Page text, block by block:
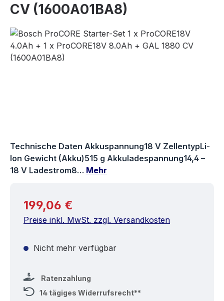
CV (1600A01BA8)
Bildergalerie überspringen
Technische Daten Akkuspannung18 V ZellentypLi-
Ion Gewicht (Akku)515 g Akkuladespannung14,4 –
18 V Ladestrom8… Mehr
Regulärer Preis:
199,06 €
Preise inkl. MwSt. zzgl. Versandkosten
Nicht mehr verfügbar
Ratenzahlung
14 tägiges Widerrufsrecht**